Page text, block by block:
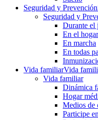
Seguridad y Prevención
Seguridad y
Durante el
En el hogar
En marcha
En todas
Vida familiarVida
Vida familiar
Dinámica
Hogar
Medios de
Participe